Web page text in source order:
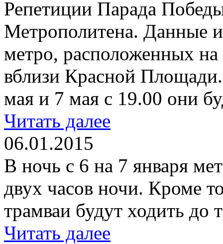
Репетиции Парада
Метрополитена. Данные
метро, расположенных
вблизи Красной
мая и 7 мая с 19.00 они
Читать далее
06.01.2015
В ночь с 6 на 7 января
двух часов ночи. Кроме
трамваи будут ходить до
Читать далее